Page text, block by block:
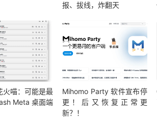
报、拔线，炸翻天
火喵：可能是最
Meta 桌面端
Mihomo Party 软件宣布停
更！后又恢复正常更
新？！